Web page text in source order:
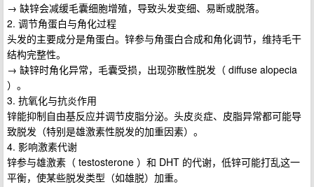
→ 缺锌会减缓毛囊细胞增殖，导致头发变细、易断或脱落。
2. 调节角蛋白与角化过程
头发的主要成分是角蛋白。锌参与角蛋白合成和角化调节，维持毛干
结构完整性。
→ 缺锌时角化异常，毛囊受损，出现弥散性脱发（ diffuse alopecia
）。
3. 抗氧化与抗炎作用
锌能抑制自由基反应并调节皮脂分泌。头皮炎症、皮脂异常都可能导
致脱发（特别是雄激素性脱发的加重因素）。
4. 影响激素代谢
锌参与雄激素（ testosterone ）和 DHT 的代谢，低锌可能打乱这一
平衡，使某些脱发类型（如雄脱）加重。